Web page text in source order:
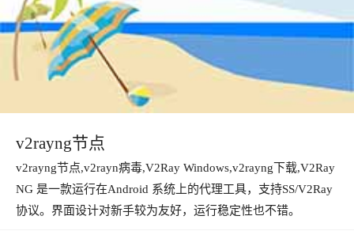
v2rayng节点
v2rayng节点,v2rayn病毒,V2Ray Windows,v2rayng下载,V2Ray
NG 是一款运行在Android 系统上的代理工具，支持SS/V2Ray
协议。界面设计对新手较为友好，运行稳定性也不错。